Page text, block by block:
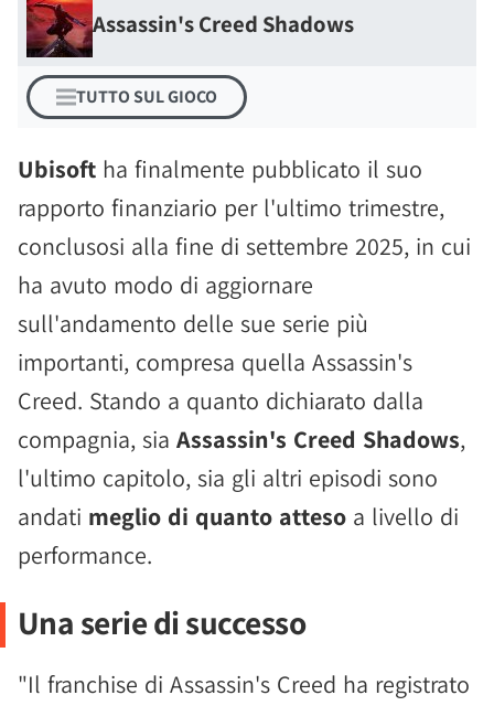
Assassin's Creed Shadows
TUTTO SUL GIOCO
Ubisoft ha finalmente pubblicato il suo
rapporto finanziario per l'ultimo trimestre,
conclusosi alla fine di settembre 2025, in cui
ha avuto modo di aggiornare
sull'andamento delle sue serie più
importanti, compresa quella Assassin's
Creed. Stando a quanto dichiarato dalla
compagnia, sia Assassin's Creed Shadows,
l'ultimo capitolo, sia gli altri episodi sono
andati meglio di quanto atteso a livello di
performance.
Una serie di successo
"Il franchise di Assassin's Creed ha registrato